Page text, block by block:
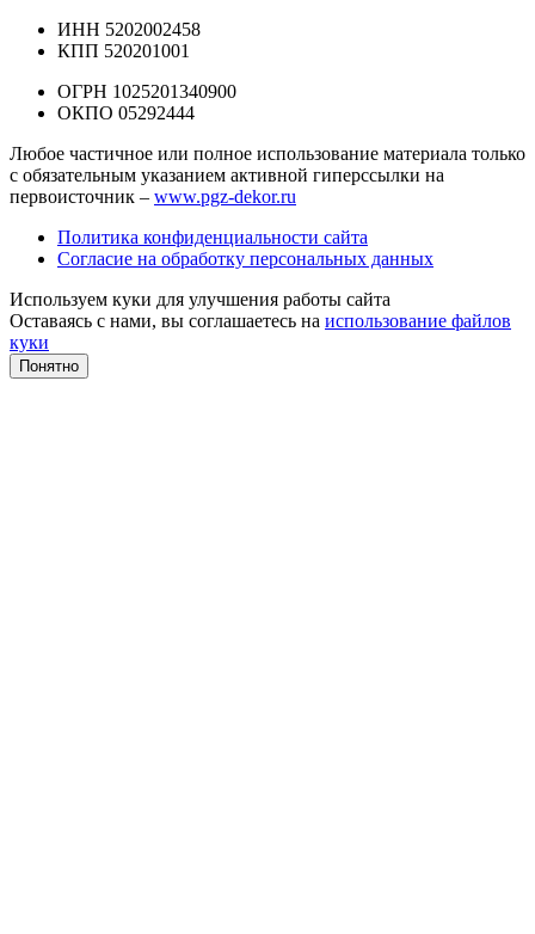
ИНН 5202002458
КПП 520201001
ОГРН 1025201340900
ОКПО 05292444
Любое частичное или полное использование материала только
с обязательным указанием активной гиперссылки на
первоисточник – www.pgz-dekor.ru
Политика конфиденциальности сайта
Согласие на обработку персональных данных
Используем куки для улучшения работы сайта
Оставаясь с нами, вы соглашаетесь на использование файлов
куки
Понятно